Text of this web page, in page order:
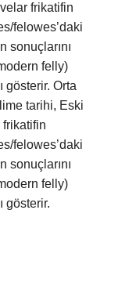
frikatifin
felowes’daki
sonuçlarını
felly)
gösterir. Orta
tarihi, Eski
frikatifin
felowes’daki
sonuçlarını
felly)
gösterir.